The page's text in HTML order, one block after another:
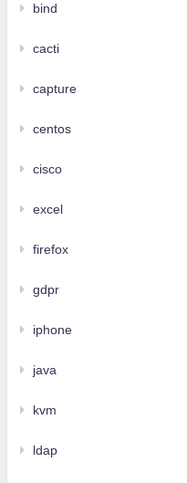
bind
cacti
capture
centos
cisco
excel
firefox
gdpr
iphone
java
kvm
ldap